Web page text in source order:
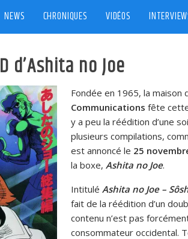
NEWS CHRONIQUES VIDÉOS
d’Ashita no Joe
Fondée en 1965, la maison
Communications fête
y a peu la réédition d’une
plusieurs compilations,
est annoncé le 25
la boxe, Ashita no Joe.
Intitulé Ashita no Joe –
fait de la réédition d’un
contenu n’est pas
consommateur occidental.